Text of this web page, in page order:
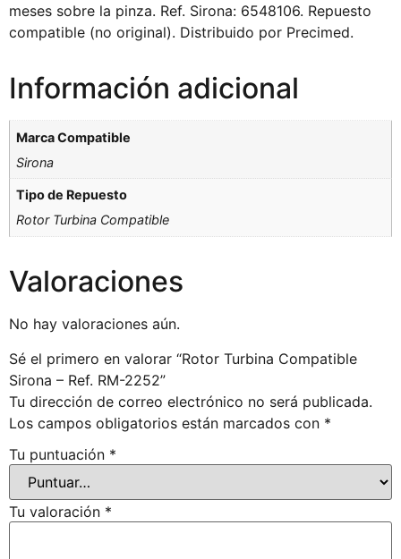
meses sobre la pinza. Ref. Sirona: 6548106. Repuesto
compatible (no original). Distribuido por Precimed.
Información adicional
Marca Compatible
Sirona
Tipo de Repuesto
Rotor Turbina Compatible
Valoraciones
No hay valoraciones aún.
Sé el primero en valorar “Rotor Turbina Compatible
Sirona – Ref. RM-2252”
Tu dirección de correo electrónico no será publicada.
Los campos obligatorios están marcados con *
Tu puntuación *
Tu valoración *